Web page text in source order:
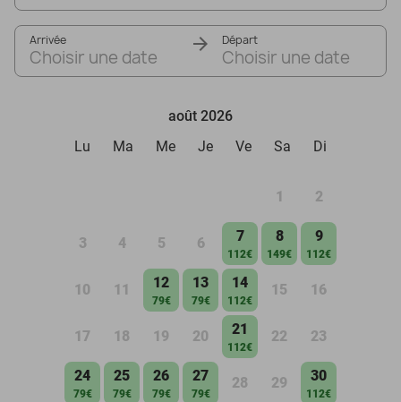
Arrivée
Choisir une date
Départ
Choisir une date
août 2026
Lu
Ma Me Je Ve Sa Di
1 2
3 4 5 6 7
112€
8
149€
9
112€
10 11 12
79€
13
79€
14
112€
15 16
17 18 19 20 21
112€
22 23
24
79€
25
79€
26
79€
27
79€
28 29 30
112€